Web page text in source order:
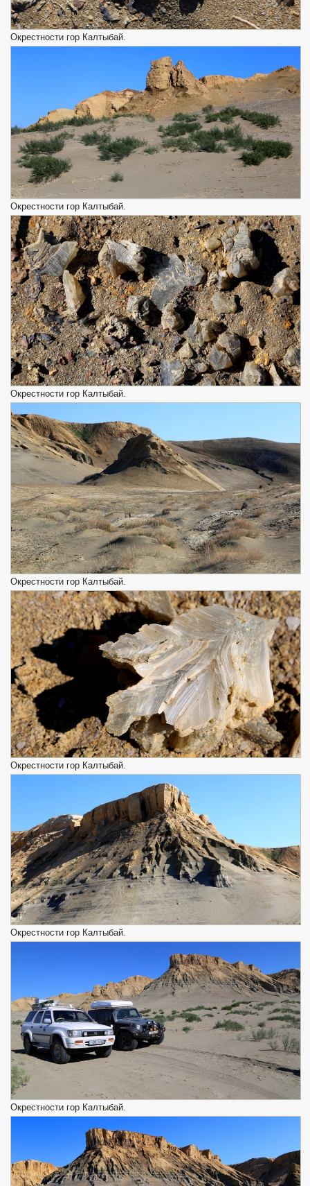
Окрестности гор Калтыбай.
Окрестности гор Калтыбай.
Окрестности гор Калтыбай.
Окрестности гор Калтыбай.
Окрестности гор Калтыбай.
Окрестности гор Калтыбай.
Окрестности гор Калтыбай.